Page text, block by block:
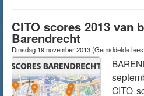
CITO scores 2013 van
Barendrecht
Dinsdag 19 november 2013(Gemiddelde
CITO